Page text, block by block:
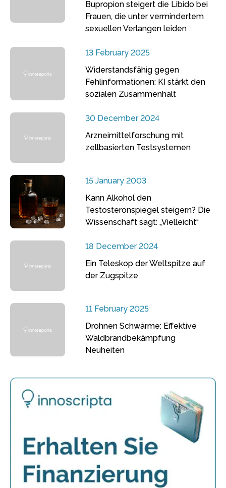
Bupropion steigert die Libido bei
Frauen, die unter vermindertem
sexuellen Verlangen leiden
13 February 2025
Widerstandsfähig gegen
Fehlinformationen: KI stärkt den
sozialen Zusammenhalt
30 December 2024
Arzneimittelforschung mit
zellbasierten Testsystemen
15 January 2003
Kann Alkohol den
Testosteronspiegel steigern? Die
Wissenschaft sagt: „Vielleicht“
18 December 2024
Ein Teleskop der Weltspitze auf
der Zugspitze
11 February 2025
Drohnen Schwärme: Effektive
Waldbrandbekämpfung
Neuheiten